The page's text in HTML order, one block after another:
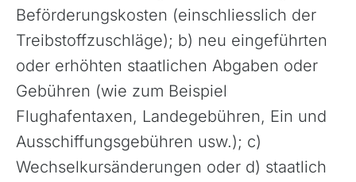
Beförderungskosten (einschliesslich der
Treibstoffzuschläge); b) neu eingeführten
oder erhöhten staatlichen Abgaben oder
Gebühren (wie zum Beispiel
Flughafentaxen, Landegebühren, Ein und
Ausschiffungsgebühren usw.); c)
Wechselkursänderungen oder d) staatlich